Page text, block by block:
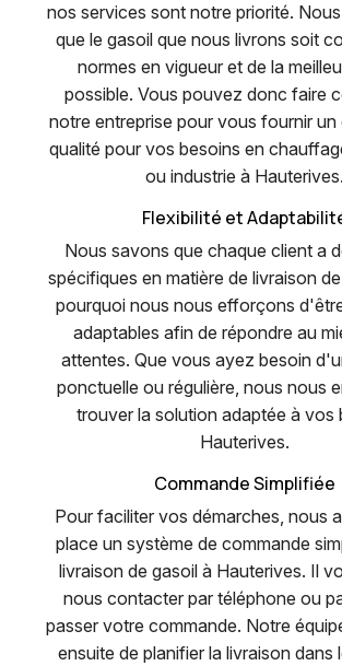
nos services sont notre priorité.
que le gasoil que nous livrons soit
normes en vigueur et de la
possible. Vous pouvez donc faire
notre entreprise pour vous fournir un
qualité pour vos besoins en
ou industrie à Hauterives.
Flexibilité et
Nous savons que chaque client a
spécifiques en matière de livraison
pourquoi nous nous efforçons
adaptables afin de répondre au
attentes. Que vous ayez besoin
ponctuelle ou régulière, nous nous
trouver la solution adaptée à vos
Hauterives.
Commande Simplifiée
Pour faciliter vos démarches, nous
place un système de commande
livraison de gasoil à Hauterives. Il
nous contacter par téléphone ou
passer votre commande. Notre
ensuite de planifier la livraison dans